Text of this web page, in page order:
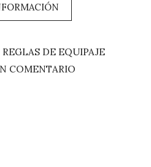
REGLAS DE EQUIPAJE
COMENTARIO